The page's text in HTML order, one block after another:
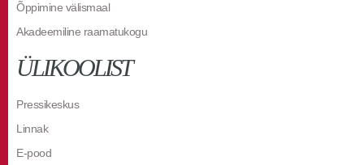
Õppimine välismaal
Akadeemiline raamatukogu
ÜLIKOOLIST
Pressikeskus
Linnak
E-pood